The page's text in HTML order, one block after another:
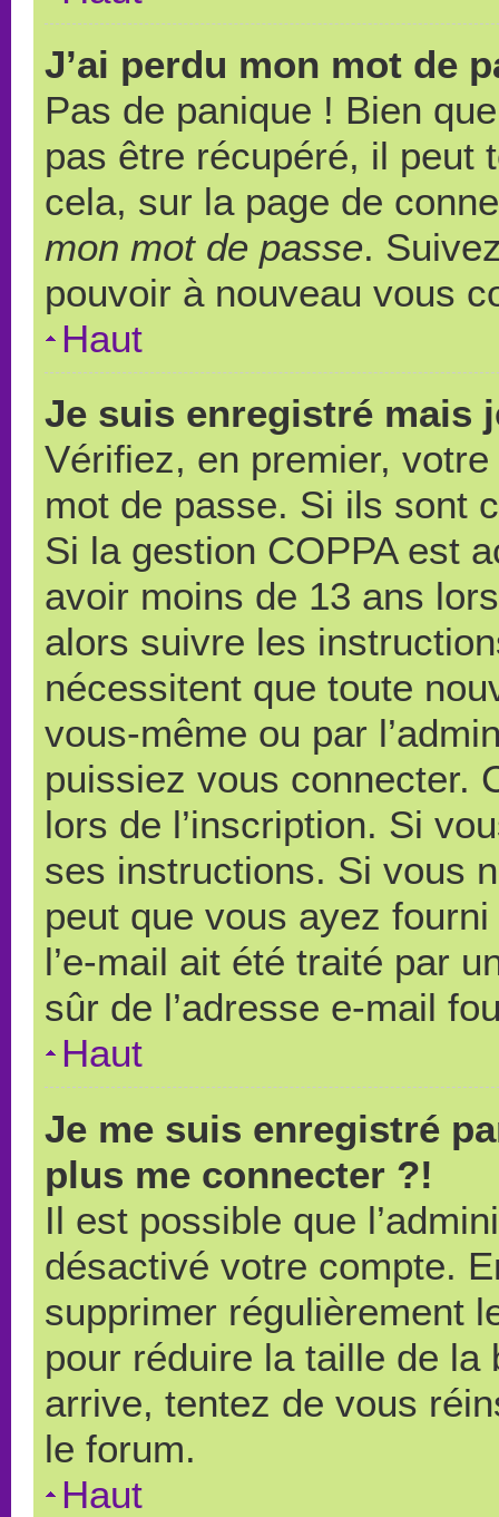
J’ai perdu mon mot de
Pas de panique ! Bien
pas être récupéré, il peut
cela, sur la page de
mon mot de passe.
pouvoir à nouveau vous
Haut
Je suis enregistré mais
Vérifiez, en premier,
mot de passe. Si ils sont
Si la gestion COPPA est
avoir moins de 13 ans
alors suivre les
nécessitent que toute
vous-même ou par
puissiez vous connecter.
lors de l’inscription. Si
ses instructions. Si vous
peut que vous ayez
l’e-mail ait été traité par
sûr de l’adresse e-mail
Haut
Je me suis enregistré
plus me connecter ?!
Il est possible que
désactivé votre compte.
supprimer régulièrement
pour réduire la taille de
arrive, tentez de vous
le forum.
Haut